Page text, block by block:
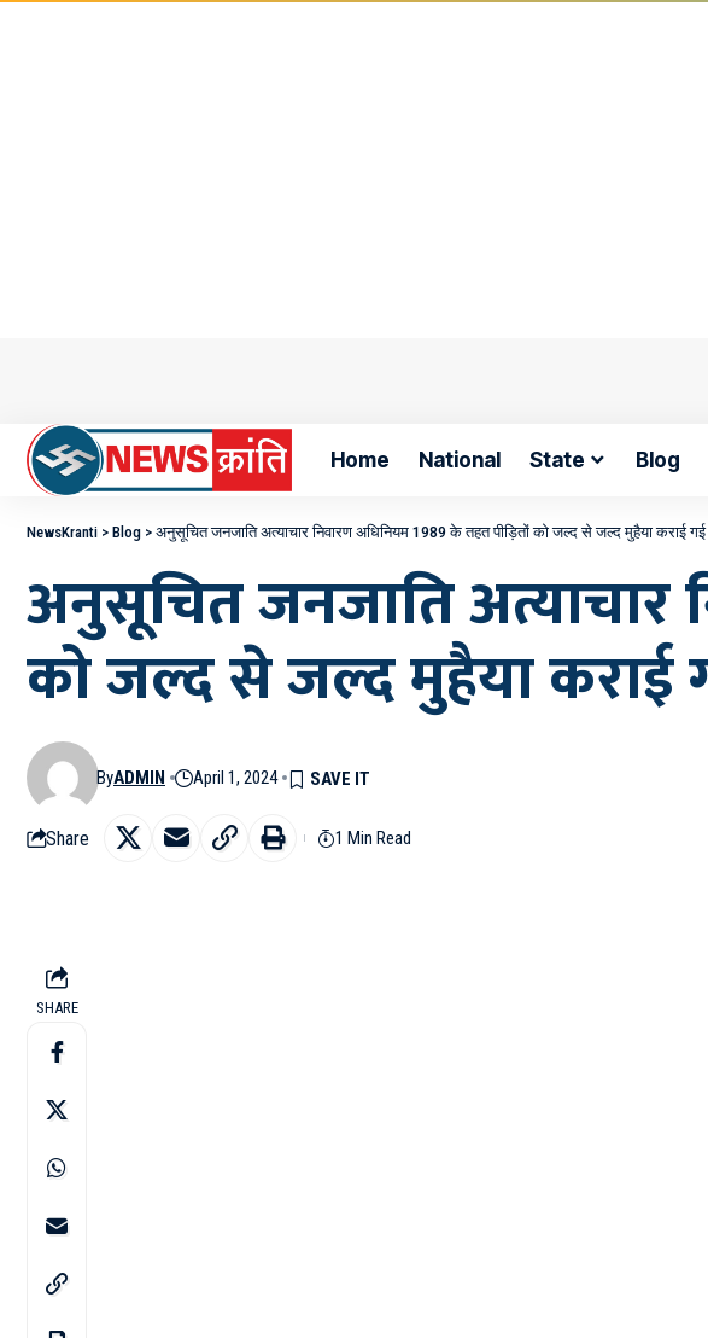
Home National State Blog
NewsKranti > Blog > अनुसूचित जनजाति अत्याचार निवारण अधिनियम 1989 के तहत पीड़ितों को जल्द से जल्द मुहैया कराई गई
अनुसूचित जनजाति अत्याचार
को जल्द से जल्द मुहैया कराई
ByADMIN April 1, 2024
Share 1 Min Read
SHARE